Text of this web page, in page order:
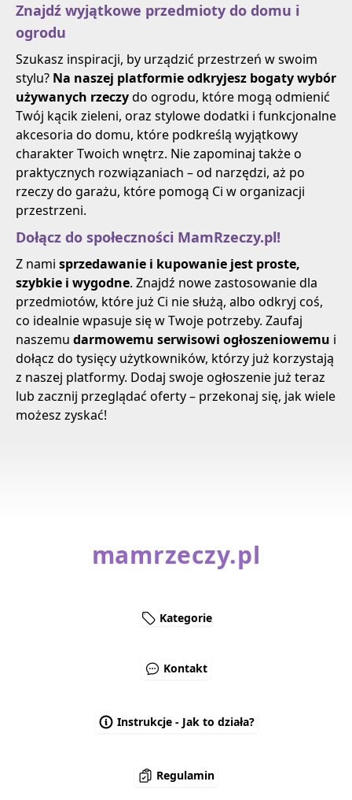
Znajdź wyjątkowe przedmioty do domu i
ogrodu
Szukasz inspiracji, by urządzić przestrzeń w swoim
stylu? Na naszej platformie odkryjesz bogaty wybór
używanych rzeczydo ogrodu, które mogą odmienić
Twój kącik zieleni, oraz stylowe dodatki i funkcjonalne
akcesoria do domu, które podkreślą wyjątkowy
charakter Twoich wnętrz. Nie zapominaj także o
praktycznych rozwiązaniach – od narzędzi, aż po
rzeczy do garażu, które pomogą Ci w organizacji
przestrzeni.
Dołącz do społeczności MamRzeczy.pl!
Z nami sprzedawanie i kupowanie jest proste,
szybkie i wygodne. Znajdź nowe zastosowanie dla
przedmiotów, które już Ci nie służą, albo odkryj coś,
co idealnie wpasuje się w Twoje potrzeby. Zaufaj
naszemu darmowemu serwisowi ogłoszeniowemu i
dołącz do tysięcy użytkowników, którzy już korzystają
z naszej platformy. Dodaj swoje ogłoszenie już teraz
lub zacznij przeglądać oferty – przekonaj się, jak wiele
możesz zyskać!
mamrzeczy.pl
Kategorie
Kontakt
Instrukcje - Jak to działa?
Regulamin